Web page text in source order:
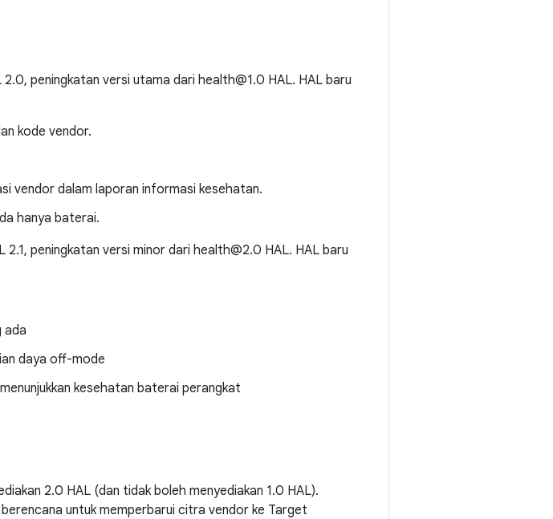
2.0, peningkatan versi utama dari health@1.0 HAL. HAL baru
kode vendor.
vendor dalam laporan informasi kesehatan.
hanya baterai.
2.1, peningkatan versi minor dari health@2.0 HAL. HAL baru
ada
daya off-mode
kesehatan baterai perangkat
2.0 HAL (dan tidak boleh menyediakan 1.0 HAL).
untuk memperbarui citra vendor ke Target